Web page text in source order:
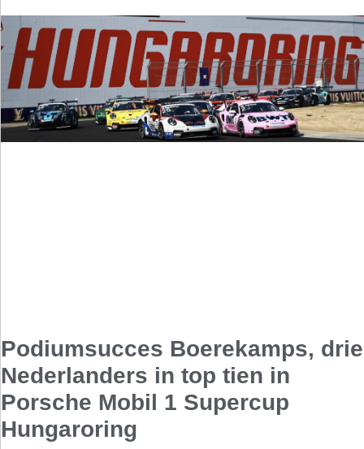
Podiumsucces Boerekamps, drie
Nederlanders in top tien in
Porsche Mobil 1 Supercup
Hungaroring